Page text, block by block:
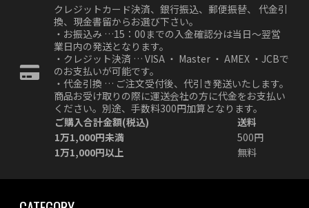
クレジットカード決済、銀行振込、郵便振替、 代金引
換、現金書留からお選び下さい。
・お振込み …15：00までの入金確認分は当日～翌営
業日内の発送となります。
・クレジット決済 … VISA ・ Master ・ AMEX ・JCBで
のお支払いが可能です。
・代金引換 … ご注文受付後、代引き発送いたします。
商品お受け取りの際に運送会社の方に代金をお支払い
ください。別途、手数料300円加算となります。
ご購入合計金額(税込)
送料
1万1,000円未満
500円
1万1,000円以上
無料